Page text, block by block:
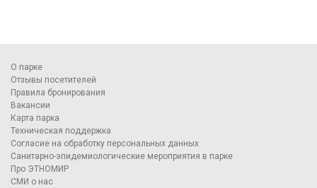
О парке
Отзывы посетителей
Правила бронирования
Вакансии
Карта парка
Техническая поддержка
Согласие на обработку персональных данных
Санитарно-эпидемиологические мероприятия в парке
Про ЭТНОМИР
СМИ о нас